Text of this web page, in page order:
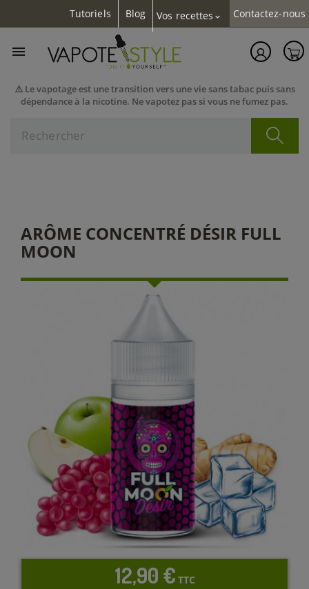
Tutoriels Blog Vos recettes expand_more Contactez-nous
⚠️ Le vapotage est une transition vers une vie sans tabac puis sans
dépendance à la nicotine. Ne vapotez pas si vous ne fumez pas.

ARÔME CONCENTRÉ DÉSIR FULL
MOON
12,90 € TTC